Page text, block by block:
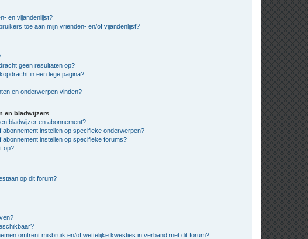
en vijandenlijst?
toe aan mijn vrienden- en/of vijandenlijst?
geen resultaten op?
in een lege pagina?
en onderwerpen vinden?
en bladwijzers
bladwijzer en abonnement?
abonnement instellen op specifieke onderwerpen?
abonnement instellen op specifieke forums?
op?
op dit forum?
omtrent misbruik en/of wettelijke kwesties in verband met dit forum?